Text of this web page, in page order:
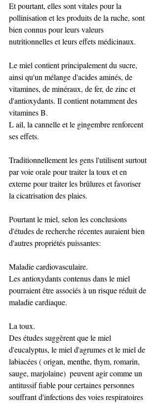
Et pourtant, elles sont vitales pour la
pollinisation et les produits de la ruche, sont
bien connus pour leurs valeurs
nutritionnelles et leurs effets médicinaux.
Le miel contient principalement du sucre,
ainsi qu'un mélange d'acides aminés, de
vitamines, de minéraux, de fer, de zinc et
d'antioxydants. Il contient notamment des
vitamines B.
L ail, la cannelle et le gingembre renforcent
ses effets.
Traditionnellement les gens l'utilisent surtout
par voie orale pour traiter la toux et en
externe pour traiter les brûlures et favoriser
la cicatrisation des plaies.
Pourtant le miel, selon les conclusions
d'études de recherche récentes auraient bien
d'autres propriétés puissantes:
Maladie cardiovasculaire.
Les antioxydants contenus dans le miel
pourraient être associés à un risque réduit de
maladie cardiaque.
La toux.
Des études suggèrent que le miel
d'eucalyptus, le miel d'agrumes et le miel de
labiacées ( origan, menthe, thym, romarin,
sauge, marjolaine)  peuvent agir comme un
antitussif fiable pour certaines personnes
souffrant d'infections des voies respiratoires